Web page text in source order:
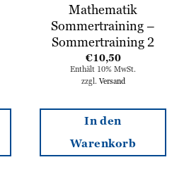
Mathematik
Sommertraining –
Sommertraining 2
€10,50
Enthält 10% MwSt.
zzgl. Versand
In den
Warenkorb